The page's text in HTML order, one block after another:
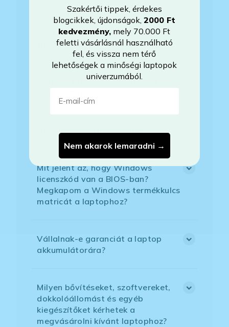
Bankkártyával tudok Önöknél
fizetni?
Hogyan tudom megrendelni a
Áfás számlát tudnak adni?
Mit jelent az, hogy Windows
licenszkód van a BIOS-ban?
Megkapom a Windows termékkulcs
matricát a laptophoz?
Vállalnak-e garanciát a laptop
akkumulátorára?
Milyen bővítéseket, szoftvereket,
dokkolóállomást és egyéb
kiegészítőket kérhetek a
megvásárolni kívánt laptophoz?
Szakértői tippek, érdekes
blogcikkek, újdonságok,2000 Ft
kedvezmény, mely 70.000 Ft
feletti vásárlásnál használható
fel, és vissza nem térő
lehetőségek a minőségi laptopok
univerzumából.
Nem akarok lemaradni →